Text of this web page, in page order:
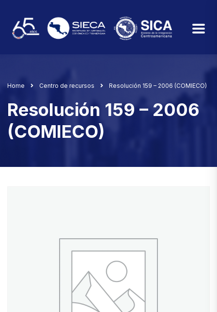
Home Centro de recursos Resolución 159 – 2006 (COMIECO)
Resolución 159 – 2006
(COMIECO)